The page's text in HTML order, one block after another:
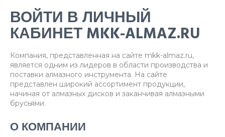
ВОЙТИ В ЛИЧНЫЙ
КАБИНЕТ MKK-ALMAZ.RU
Компания, представленная на сайте mkk-almaz.ru,
является одним из лидеров в области производства и
поставки алмазного инструмента. На сайте
представлен широкий ассортимент продукции,
начиная от алмазных дисков и заканчивая алмазными
брусьями.
О КОМПАНИИ